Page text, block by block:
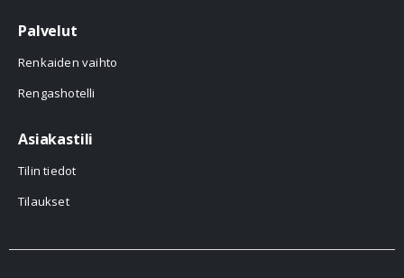
Palvelut
Renkaiden vaihto
Rengashotelli
Asiakastili
Tilin tiedot
Tilaukset